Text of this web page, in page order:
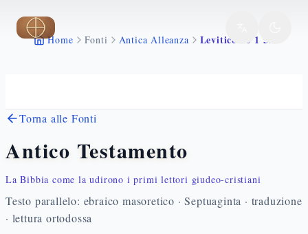
Vai al contenuto principale
Home Fonti Antica Alleanza Levitico 25 1 55
Torna alle Fonti
Antico Testamento
La Bibbia come la udirono i primi lettori giudeo-cristiani
Testo parallelo: ebraico masoretico · Septuaginta · traduzione
· lettura ortodossa